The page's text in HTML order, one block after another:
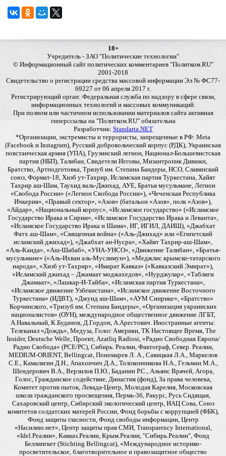
18+
Учредитель - ЗАО "Политические технологии"
© Информационный сайт политических комментариев "Политком.RU"
2001-2018
Свидетельство о регистрации средства массовой информации Эл № ФС77-
69227 от 06 апреля 2017 г.
Регистрирующий орган: Федеральная служба по надзору в сфере связи,
информационных технологий и массовых коммуникаций.
При полном или частичном использовании материалов сайта активная
гиперссылка на "Политком.RU" обязательна
Разработчик: Standarta.NET
*Организации, экстремисты и террористы, запрещенные в РФ: Meta
(Facebook и Instagram), Русский добровольческий корпус (РДК), Украинская
повстанческая армия (УПА), Грузинский легион, Национал-Большевистская
партия (НБП), Талибан, Свидетели Иеговы, Мизантропик Дивижн,
Братство, Артподготовка, Тризуб им. Степана Бандеры, НСО, Славянский
союз, Формат-18, Хизб ут-Тахрир, Исламская партия Туркестана, Хайят
Тахрир аш-Шам, Таухид валь-Джихад, АУЕ, Братья мусульмане, Легион
«Свобода России» («Легион Свобода России»), «Чеченская Республика
Ичкерия», «Правый сектор», «Азов» (батальон «Азов», полк «Азов»),
«Айдар», «Национальный корпус», «Исламское государство» («Исламское
Государство Ирака и Сирии», «Исламское Государство Ирака и Леванта»,
«Исламское Государство Ирака и Шама», ИГ, ИГИЛ, ДАИШ), «Джабхат
Фатх аш-Шам», «Священная война» («Аль-Джихад» или «Египетский
исламский джихад»), «Джабхат ан-Нусра», «Хайят Тахрир-аш-Шам»,
«Аль-Каида», «Аш-Шабаб», «УНА-УНСО», «Движение Талибан», «Братья-
мусульмане» («Аль-Ихван аль-Муслимун»), «Меджлис крымско-татарского
народа», «Хизб ут-Тахрир», «Имарат Кавказ» («Кавказский Эмират»),
«Исламский джихад – Джамаат моджахедов», «Нурджулар», «Таблиги
Джамаат», «Лашкар-И-Тайба», «Исламская партия Туркестана»,
«Исламское движение Узбекистана», «Исламское движение Восточного
Туркестана» (ИДВТ), «Джунд аш-Шам», «АУМ Синрике», «Братство»
Корчинского, «Тризуб им. Степана Бандеры», «Организация украинских
националистов» (ОУН), международное общественное движение ЛГБТ,
А.Навальный, К.Буданов, Д.Гордон, А.Арестович. Иностранные агенты:
Телеканал «Дождь», Медуза, Голос Америки, ТК Настоящее Время, The
Insider, Deutsche Welle, Проект, Azatliq Radiosi, «Радио Свободная Европа/
Радио Свобода» (PCE/PC), Сибирь. Реалии, Фактограф, Север. Реалии,
MEDIUM-ORIENT, Bellingcat, Пономарев Л. А., Савицкая Л.А., Маркелов
С.Е., Камалягин Д.Н., Апахончич Д.А., Толоконникова Н.А., Гельман М.А.,
Шендерович В.А., Верзилов П.Ю., Баданин Р.С., Альянс Врачей, Агора,
Голос, Гражданское содействие, Династия (фонд), За права человека,
Комитет против пыток, Левада-Центр, Молодая Карелия, Московская
школа гражданского просвещения, Пермь-36, Ракурс, Русь Сидящая,
Сахаровский центр, Сибирский экологический центр, ИАЦ Сова, Союз
комитетов солдатских матерей России, Фонд борьбы с коррупцией (ФБК),
Фонд защиты гласности, Фонд свободы информации, Центр
«Насилию.нет», Центр защиты прав СМИ, Transparency International,
«Idel.Реалии», Кавказ.Реалии, Крым.Реалии, "Сибирь.Реалии", Фонд
Беллингкет (Stichting Bellingcat), «Международное историко-
просветительское, благотворительное и правозащитное общество